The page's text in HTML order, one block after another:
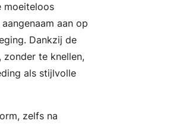
moeiteloos
aan op
Dankzij de
te knellen,
als stijlvolle
zelfs na